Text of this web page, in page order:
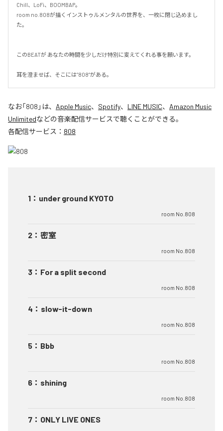
Chill、LoFi、BOOMBAP。
room no.808が描くインストゥルメンタルの世界を、一枚に閉じ込めまし
た。
このBEATが あなたの時間を少しだけ特別に変えてくれる事を願います。
耳を澄ませば、そこには”808”がある。
なお「808 」は、 Apple Music、 Spotify、 LINE MUSIC、 Amazon Music
Unlimitedなどの音楽配信サービスで聴くことができる。
各配信サービス： 808
1 ： under ground KYOTO
room No.808
2 ： 密室
room No.808
3 ： For a split second
room No.808
4 ： slow-it-down
room No.808
5 ： Bbb
room No.808
6 ： shining
room No.808
7 ： ONLY LIVE ONES